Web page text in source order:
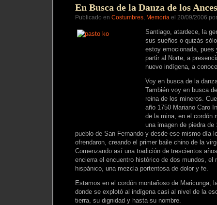
Incas
En Busca de la Danza de los
Publicado en Costumbres, Memoria el 20/09/2006
Santiago, atardece, la
sus sueños o quizás
estoy emocionada, pues
partir al Norte, a
nuevo indígena, a
Voy en busca de la
También voy en busca
reina de los mineros.
año 1750 Mariano Caro
de la mina, en el cordón
una imagen de piedra
pueblo de San Fernando y desde ese mismo día
ofrendaron, creando el primer baile chino de la
Comenzando así una tradición de trescientos
encierra el encuentro histórico de dos mundos, el
hispánico, una mezcla portentosa de dolor y fe.
Estamos en el cordón montañoso de Maricunga,
donde se explotó al indígena casi al nivel de la
tierra, su dignidad y hasta su nombre.